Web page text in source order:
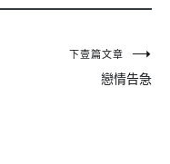
下壹篇文章
戀情告急